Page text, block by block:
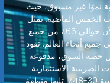
نموًا غير مسبوق، حيث
في السنوات الخمس الماضية. تمثل
أنظمة تخزين الطاقة والكهروضوئية الآن حوالي 65٪ من جميع
جميع أنحاء العالم. تقود
وأوروبا بنسبة 62٪ من حصة السوق، مدفوعة
الضريبية الاستثمارية